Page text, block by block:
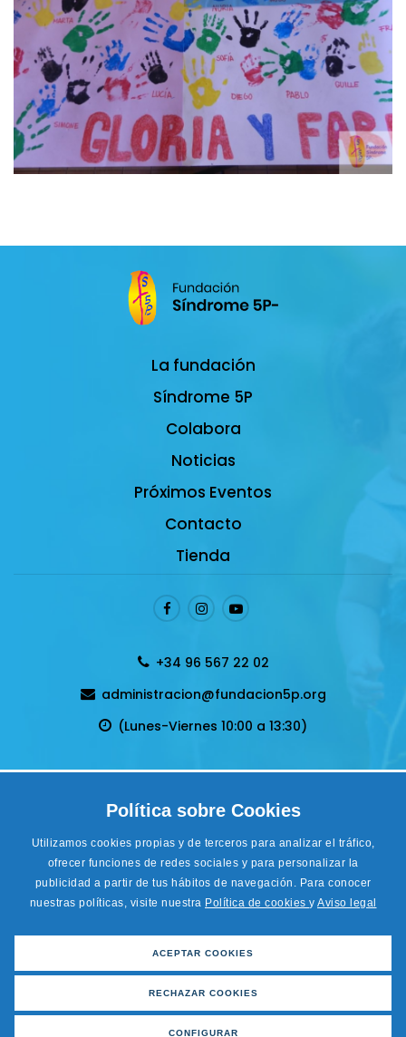
Política sobre Cookies
Utilizamos cookies propias y de terceros para analizar el tráfico,
ofrecer funciones de redes sociales y para personalizar la
publicidad a partir de tus hábitos de navegación. Para conocer
nuestras políticas, visite nuestra Política de cookies y Aviso legal
ACEPTAR COOKIES
RECHAZAR COOKIES
CONFIGURAR
La fundación
Síndrome 5P
Colabora
Noticias
Próximos Eventos
Contacto
Tienda
+34 96 567 22 02
administracion@fundacion5p.org
(Lunes-Viernes 10:00 a 13:30)
Condiciones Generales de venta
Aviso legal
Cookies
Accesibilidad
Desarrollo Web
LoboCom
Transformación y Resiliencia de España «Next Generation EU».